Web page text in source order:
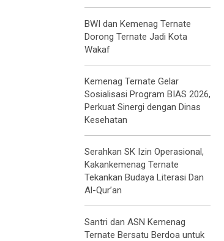
BWI dan Kemenag Ternate
Dorong Ternate Jadi Kota
Wakaf
Kemenag Ternate Gelar
Sosialisasi Program BIAS 2026,
Perkuat Sinergi dengan Dinas
Kesehatan
Serahkan SK Izin Operasional,
Kakankemenag Ternate
Tekankan Budaya Literasi Dan
Al-Qur’an
Santri dan ASN Kemenag
Ternate Bersatu Berdoa untuk